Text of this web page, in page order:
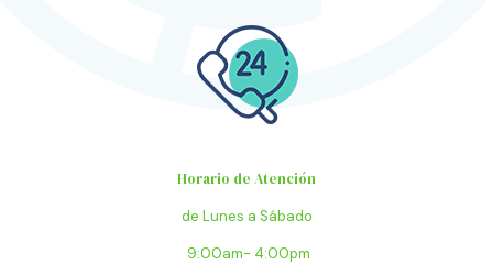
Horario de Atención
de Lunes a Sábado
9:00am- 4:00pm